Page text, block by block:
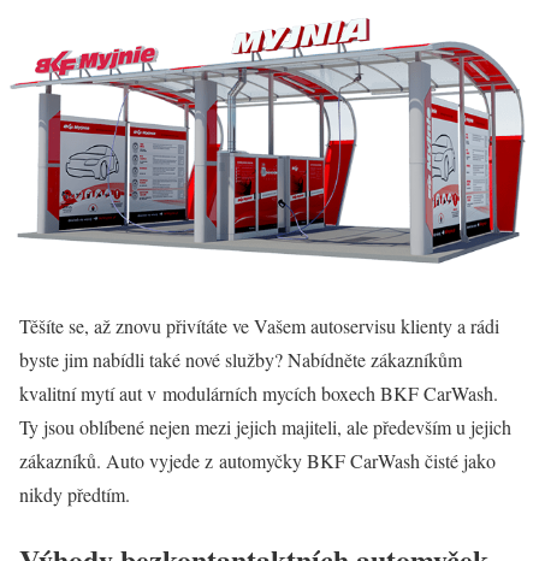
Těšíte se, až znovu přivítáte ve Vašem autoservisu klienty a rádi
byste jim nabídli také nové služby? Nabídněte zákazníkům
kvalitní mytí aut v modulárních mycích boxech BKF CarWash.
Ty jsou oblíbené nejen mezi jejich majiteli, ale především u jejich
zákazníků. Auto vyjede z automyčky BKF CarWash čisté jako
nikdy předtím.